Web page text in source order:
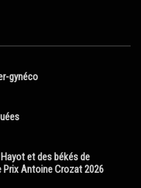
gynéco
et des békés de
Prix Antoine Crozat 2026